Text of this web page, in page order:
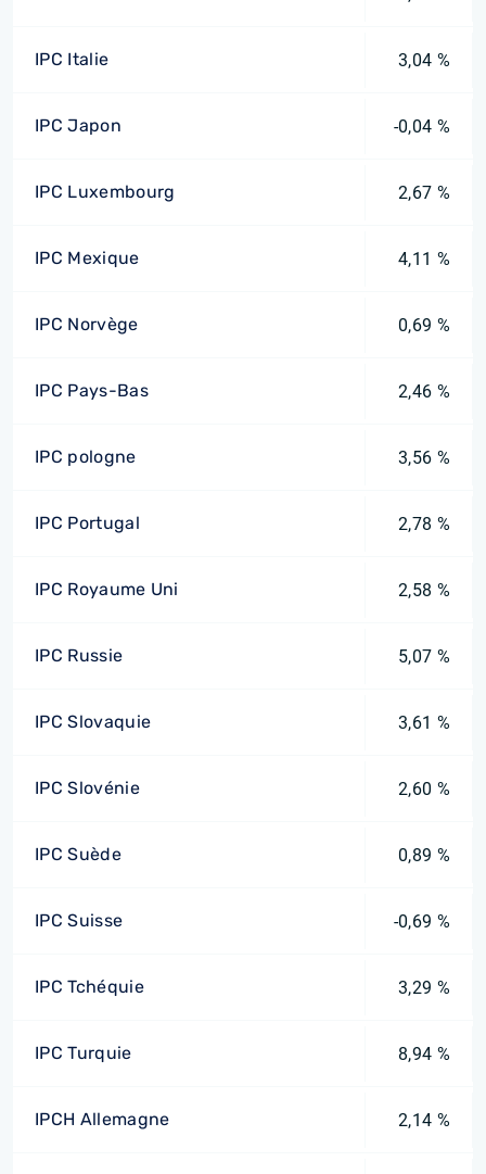
IPC Italie 3,04 %
IPC Japon -0,04 %
IPC Luxembourg 2,67 %
IPC Mexique 4,11 %
IPC Norvège 0,69 %
IPC Pays-Bas 2,46 %
IPC pologne 3,56 %
IPC Portugal 2,78 %
IPC Royaume Uni 2,58 %
IPC Russie 5,07 %
IPC Slovaquie 3,61 %
IPC Slovénie 2,60 %
IPC Suède 0,89 %
IPC Suisse -0,69 %
IPC Tchéquie 3,29 %
IPC Turquie 8,94 %
IPCH Allemagne 2,14 %